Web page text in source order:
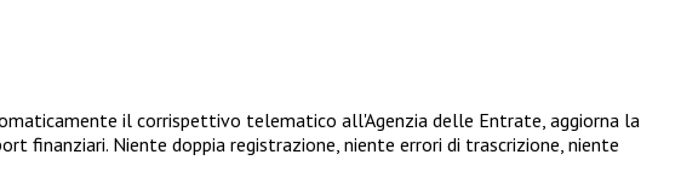
il corrispettivo telematico all'Agenzia delle Entrate, aggiorna la
finanziari. Niente doppia registrazione, niente errori di trascrizione, niente